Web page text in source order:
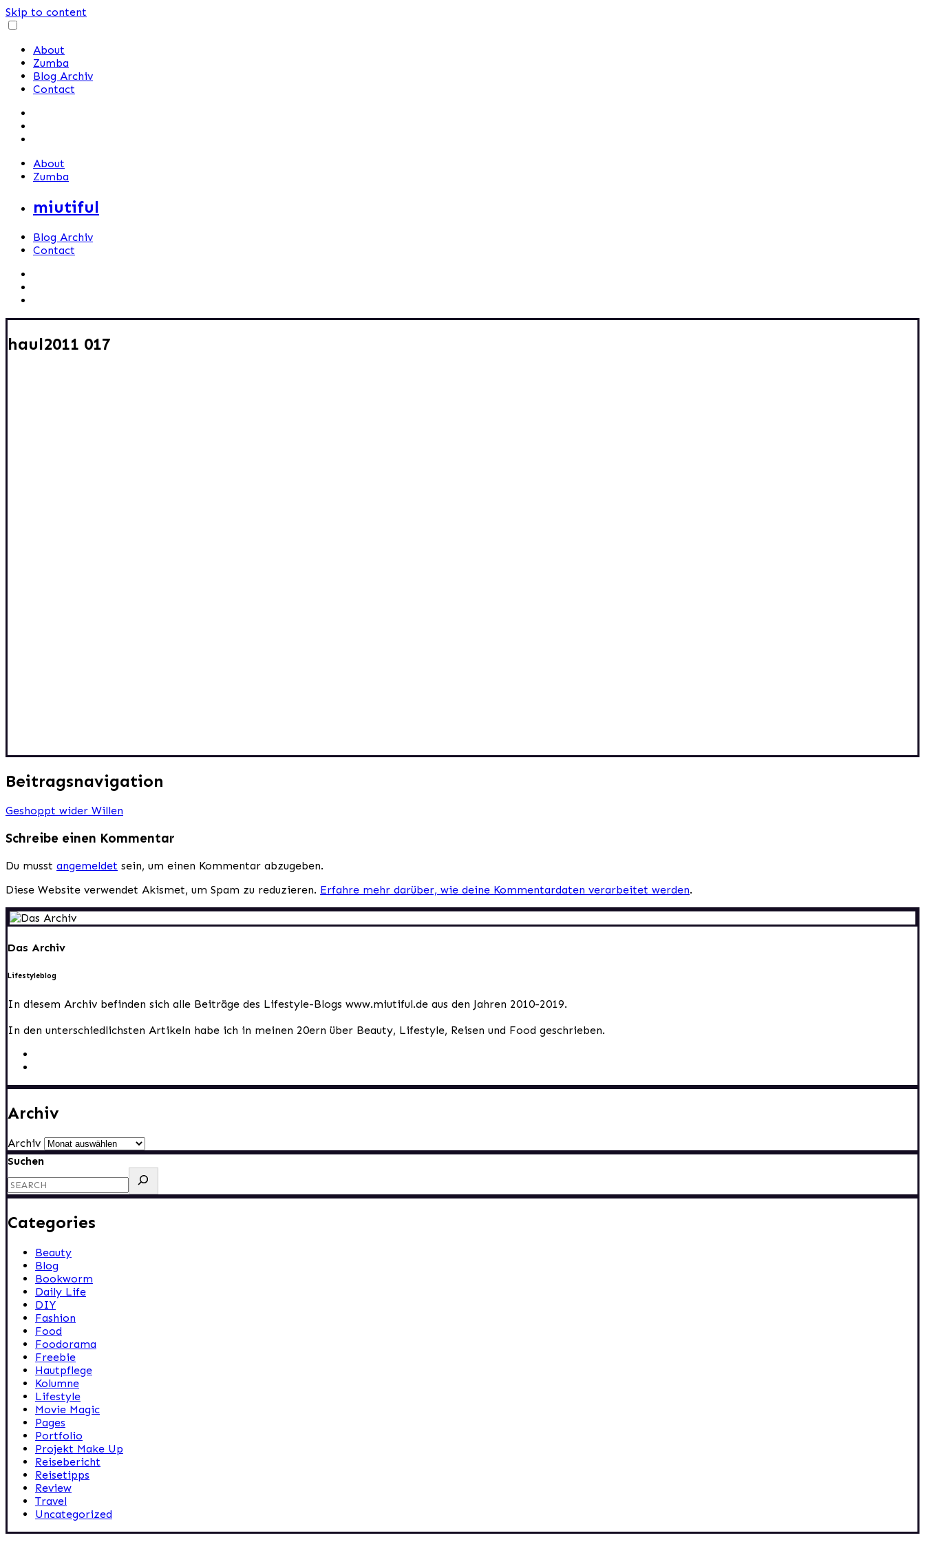
Skip to content
About
Zumba
Blog Archiv
Contact
About
Zumba
miutiful
Blog Archiv
Contact
haul2011 017
Beitragsnavigation
Geshoppt wider Willen
Schreibe einen Kommentar
Du musst angemeldet sein, um einen Kommentar abzugeben.
Diese Website verwendet Akismet, um Spam zu reduzieren. Erfahre mehr darüber, wie deine Kommentardaten verarbeitet werden.
Das Archiv
Lifestyleblog
In diesem Archiv befinden sich alle Beiträge des Lifestyle-Blogs www.miutiful.de aus den Jahren 2010-2019.
In den unterschiedlichsten Artikeln habe ich in meinen 20ern über Beauty, Lifestyle, Reisen und Food geschrieben.
Archiv
Archiv
Suchen
Categories
Beauty
Blog
Bookworm
Daily Life
DIY
Fashion
Food
Foodorama
Freebie
Hautpflege
Kolumne
Lifestyle
Movie Magic
Pages
Portfolio
Projekt Make Up
Reisebericht
Reisetipps
Review
Travel
Uncategorized